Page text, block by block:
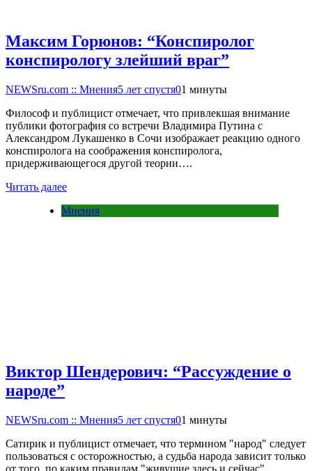
Максим Горюнов: “Конспиролог
конспирологу злейший враг”
NEWSru.com :: Мнения5 лет спустя01 минуты
Философ и публицист отмечает, что привлекшая внимание
публики фотография со встречи Владимира Путина с
Александром Лукашенко в Сочи изображает реакцию одного
конспиролога на соображения конспиролога,
придерживающегося другой теории….
Читать далее
Мнения
Виктор Шендерович: “Рассуждение о
народе”
NEWSru.com :: Мнения5 лет спустя01 минуты
Сатирик и публицист отмечает, что термином "народ" следует
пользоваться с осторожностью, а судьба народа зависит только
от того, по каким правилам "живущие здесь и сейчас"